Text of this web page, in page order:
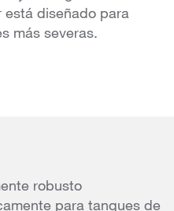
está diseñado para
más severas.
robusto
para tanques de